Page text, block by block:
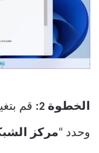
الخطوة 2: قم
وحدد “مركز